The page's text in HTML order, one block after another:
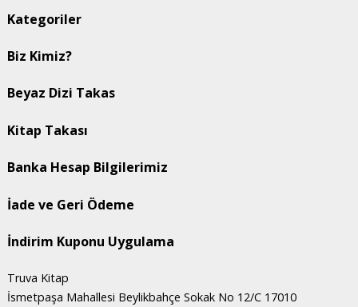
Kategoriler
Biz Kimiz?
Beyaz Dizi Takas
Kitap Takası
Banka Hesap Bilgilerimiz
İade ve Geri Ödeme
İndirim Kuponu Uygulama
Truva Kitap
İsmetpaşa Mahallesi Beylikbahçe Sokak No 12/C 17010